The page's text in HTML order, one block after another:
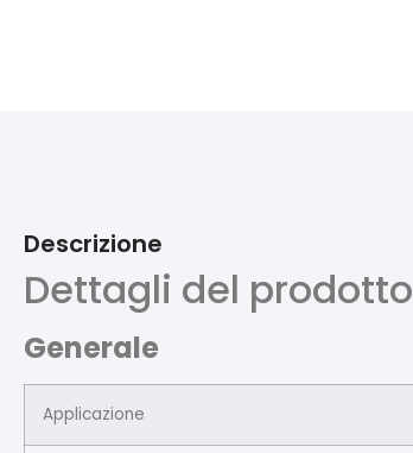
Descrizione
Dettagli del prodotto
Generale
Applicazione